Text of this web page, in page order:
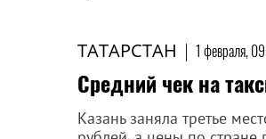
ТАТАРСТАН | 1 февраля,
Средний чек на
Казань заняла третье